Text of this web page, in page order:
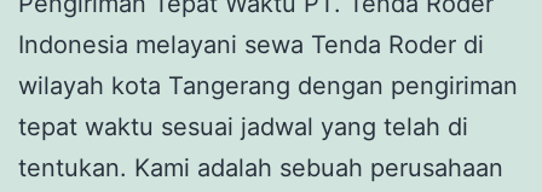
Indonesia melayani sewa Tenda Roder di
wilayah kota Tangerang dengan pengiriman
tepat waktu sesuai jadwal yang telah di
tentukan. Kami adalah sebuah perusahaan